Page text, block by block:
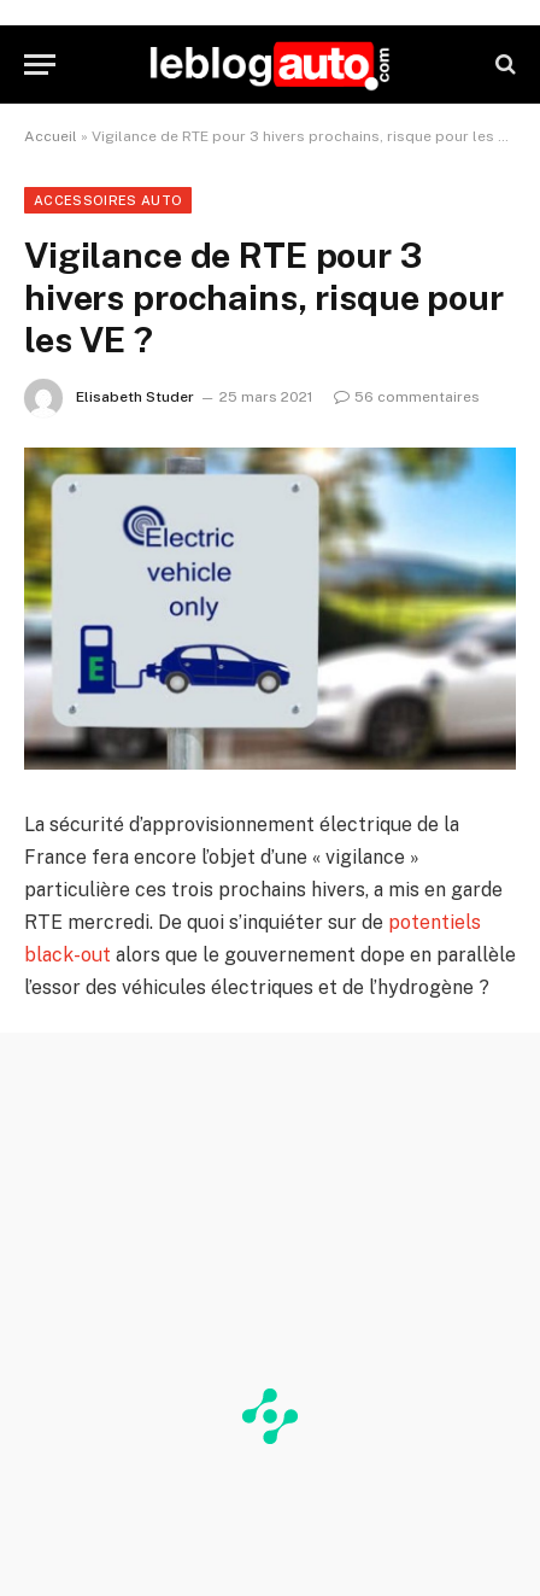
Accueil » Vigilance de RTE pour 3 hivers prochains, risque pour les VE ?
ACCESSOIRES AUTO
Vigilance de RTE pour 3
hivers prochains, risque pour
les VE ?
Elisabeth Studer 25 mars 2021 56 commentaires
La sécurité d’approvisionnement électrique de la
France fera encore l’objet d’une « vigilance »
particulière ces trois prochains hivers, a mis en garde
RTE mercredi. De quoi s’inquiéter sur de potentiels
black-out alors que le gouvernement dope en parallèle
l’essor des véhicules électriques et de l’hydrogène ?